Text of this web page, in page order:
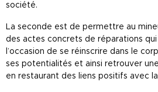
société.
La seconde est de permettre au
des actes concrets de réparations
l’occasion de se réinscrire dans le
ses potentialités et ainsi retrouver
en restaurant des liens positifs avec